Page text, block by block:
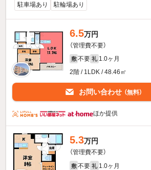
駐車場あり 駐輪場あり
6.5万円
（管理費不要）
敷 不要 礼 1.0ヶ月
2階 / 1LDK / 48.46㎡
お問い合わせ （無料）
ほか提供
5.3万円
（管理費不要）
敷 不要 礼 1.0ヶ月